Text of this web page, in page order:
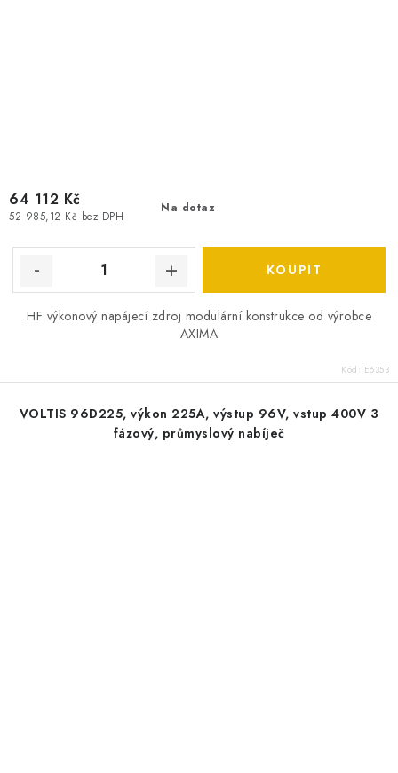
Na dotaz
52 985,12 Kč bez DPH
64 112 Kč
HF výkonový napájecí zdroj modulární konstrukce od výrobce
AXIMA
Kód: E6353
VOLTIS 96D225, výkon 225A, výstup 96V, vstup 400V 3
fázový, průmyslový nabíječ